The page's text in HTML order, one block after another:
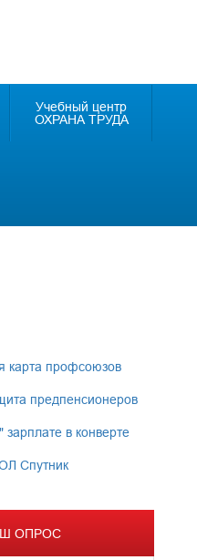
Учебный центр
ОХРАНА ТРУДА
ОПРОС